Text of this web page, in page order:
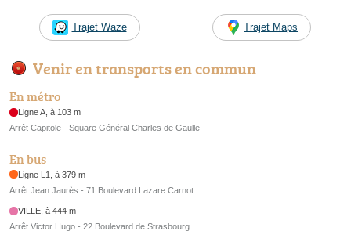
Trajet Waze Trajet Maps
Venir en transports en commun
En métro
Ligne A, à 103 m
Arrêt Capitole - Square Général Charles de Gaulle
En bus
Ligne L1, à 379 m
Arrêt Jean Jaurès - 71 Boulevard Lazare Carnot
VILLE, à 444 m
Arrêt Victor Hugo - 22 Boulevard de Strasbourg